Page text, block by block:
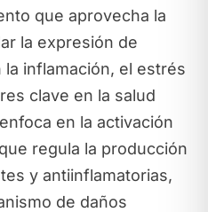
que aprovecha la
la expresión de
inflamación, el estrés
clave en la salud
en la activación
regula la producción
y antiinflamatorias,
de daños